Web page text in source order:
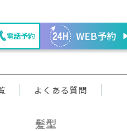
電話予約 WEB予約
よくある質問
髪型